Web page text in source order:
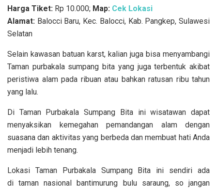
Harga Tiket: Rp 10.000; Map: Cek Lokasi
Alamat: Balocci Baru, Kec. Balocci, Kab. Pangkep, Sulawesi
Selatan
Selain kawasan batuan karst, kalian juga bisa menyambangi
Taman purbakala sumpang bita yang juga terbentuk akibat
peristiwa alam pada ribuan atau bahkan ratusan ribu tahun
yang lalu.
Di Taman Purbakala Sumpang Bita ini wisatawan dapat
menyaksikan kemegahan pemandangan alam dengan
suasana dan aktivitas yang berbeda dan membuat hati Anda
menjadi lebih tenang.
Lokasi Taman Purbakala Sumpang Bita ini sendiri ada
di taman nasional bantimurung bulu saraung, so jangan